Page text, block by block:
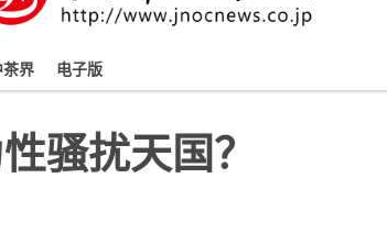
茶界 电子版
骚扰天国？